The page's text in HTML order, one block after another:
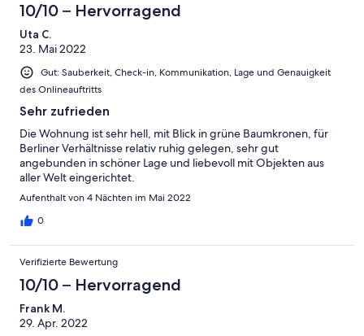
10/10 – Hervorragend
Uta C.
23. Mai 2022
Gut: Sauberkeit, Check-in, Kommunikation, Lage und Genauigkeit
des Onlineauftritts
Sehr zufrieden
Die Wohnung ist sehr hell, mit Blick in grüne Baumkronen, für
Berliner Verhältnisse relativ ruhig gelegen, sehr gut
angebunden in schöner Lage und liebevoll mit Objekten aus
aller Welt eingerichtet.
Aufenthalt von 4 Nächten im Mai 2022
0
Verifizierte Bewertung
10/10 – Hervorragend
Frank M.
29. Apr. 2022